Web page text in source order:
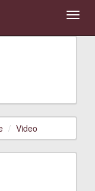
Video